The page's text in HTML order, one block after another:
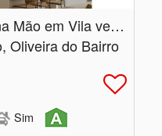
Apartamento T3 chave na Mão em Vila verde
Oliveira do Bairro
Sim